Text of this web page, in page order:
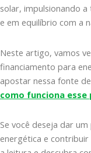
solar, impulsionando
e em equilíbrio com a
Neste artigo, vamos
financiamento para
apostar nessa fonte
como funciona esse
Se você deseja dar
energética e